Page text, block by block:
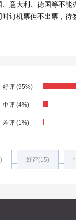
、意大利、德国等不能
时订机票但不出票，待
好评 (95%)
中评 (4%)
差评 (1%)
好评(15)